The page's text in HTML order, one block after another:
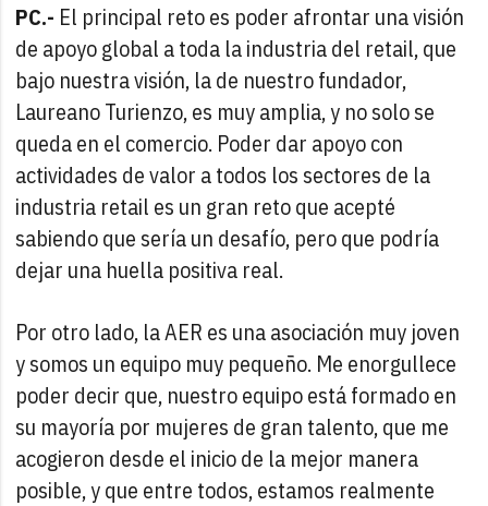
PC.- El principal reto es poder afrontar una visión
de apoyo global a toda la industria del retail, que
bajo nuestra visión, la de nuestro fundador,
Laureano Turienzo, es muy amplia, y no solo se
queda en el comercio. Poder dar apoyo con
actividades de valor a todos los sectores de la
industria retail es un gran reto que acepté
sabiendo que sería un desafío, pero que podría
dejar una huella positiva real.
Por otro lado, la AER es una asociación muy joven
y somos un equipo muy pequeño. Me enorgullece
poder decir que, nuestro equipo está formado en
su mayoría por mujeres de gran talento, que me
acogieron desde el inicio de la mejor manera
posible, y que entre todos, estamos realmente